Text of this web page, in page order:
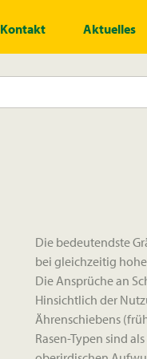
Kontakt Aktuelles
Die bedeutendste
bei gleichzeitig
Die Ansprüche an
Hinsichtlich der
Ährenschiebens
Rasen-Typen sind